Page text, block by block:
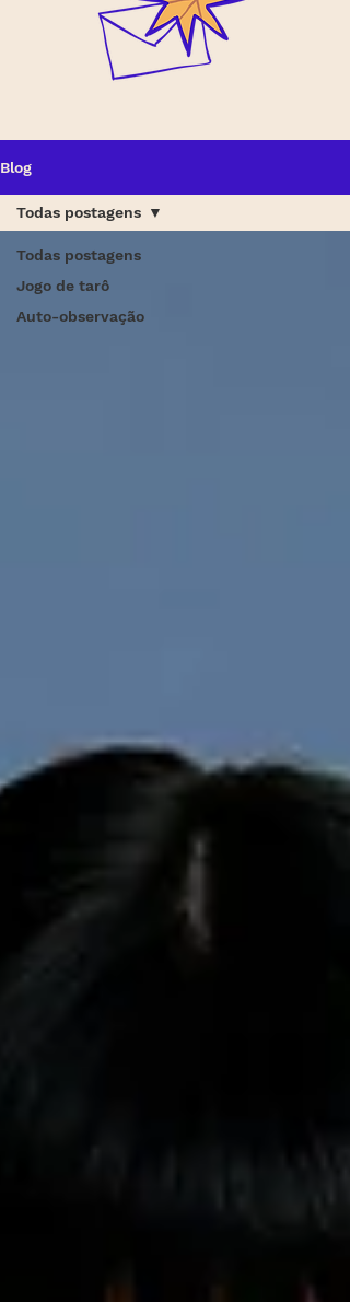
Blog
Todas postagens
Jogo de tarô
Auto-observação
Todas postagens